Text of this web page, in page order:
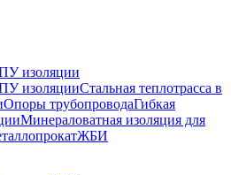
изоляции
изоляцииСтальная теплотрасса в
Опоры трубопроводаГибкая
Минераловатная изоляция для
ЖБИ